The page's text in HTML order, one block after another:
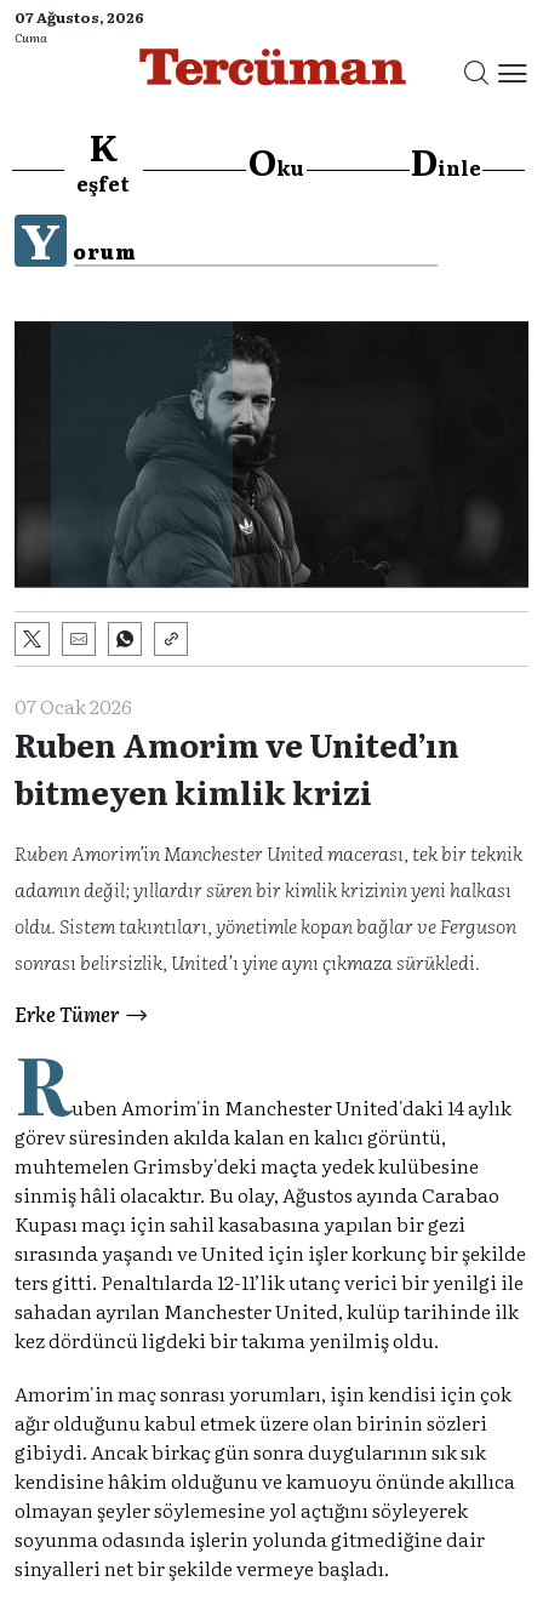
07 Ağustos, 2026
Cuma
K
eşfet Oku Dinle
Y orum
07 Ocak 2026
Ruben Amorim ve United’ın
bitmeyen kimlik krizi
Ruben Amorim’in Manchester United macerası, tek bir teknik
adamın değil; yıllardır süren bir kimlik krizinin yeni halkası
oldu. Sistem takıntıları, yönetimle kopan bağlar ve Ferguson
sonrası belirsizlik, United’ı yine aynı çıkmaza sürükledi.
Erke Tümer
Ruben Amorim'in Manchester United'daki 14 aylık
görev süresinden akılda kalan en kalıcı görüntü,
muhtemelen Grimsby'deki maçta yedek kulübesine
sinmiş hâli olacaktır. Bu olay, Ağustos ayında Carabao
Kupası maçı için sahil kasabasına yapılan bir gezi
sırasında yaşandı ve United için işler korkunç bir şekilde
ters gitti. Penaltılarda 12-11’lik utanç verici bir yenilgi ile
sahadan ayrılan Manchester United, kulüp tarihinde ilk
kez dördüncü ligdeki bir takıma yenilmiş oldu.
Amorim'in maç sonrası yorumları, işin kendisi için çok
ağır olduğunu kabul etmek üzere olan birinin sözleri
gibiydi. Ancak birkaç gün sonra duygularının sık sık
kendisine hâkim olduğunu ve kamuoyu önünde akıllıca
olmayan şeyler söylemesine yol açtığını söyleyerek
soyunma odasında işlerin yolunda gitmediğine dair
sinyalleri net bir şekilde vermeye başladı.